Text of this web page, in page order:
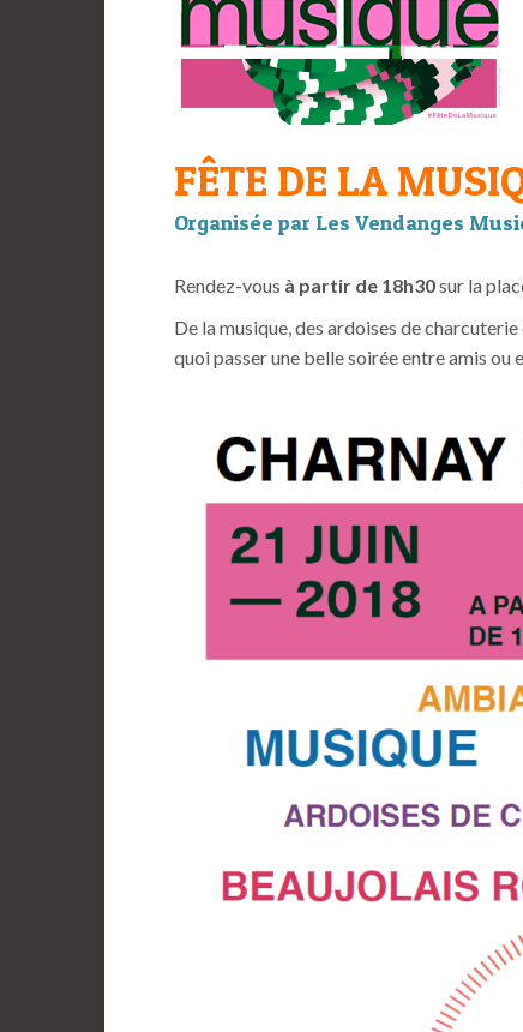
FÊTE DE LA
Organisée par Les Vendanges
Rendez-vous à partir de 18h30sur la
De la musique, des ardoises de
quoi passer une belle soirée entre amis ou